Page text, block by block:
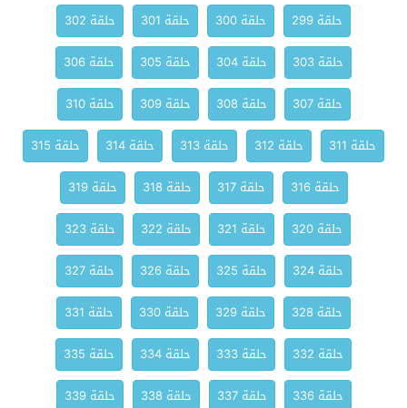
حلقة 299
حلقة 300 حلقة 301
حلقة 302
حلقة 303
حلقة 304 حلقة 305
حلقة 306
حلقة 307
حلقة 308 حلقة 309
حلقة 310
حلقة 311
حلقة 312 حلقة 313 حلقة 314
حلقة 315
حلقة 316
حلقة 317 حلقة 318
حلقة 319
حلقة 320
حلقة 321 حلقة 322
حلقة 323
حلقة 324
حلقة 325 حلقة 326
حلقة 327
حلقة 328
حلقة 329 حلقة 330
حلقة 331
حلقة 332
حلقة 333 حلقة 334
حلقة 335
حلقة 336
حلقة 337 حلقة 338
حلقة 339